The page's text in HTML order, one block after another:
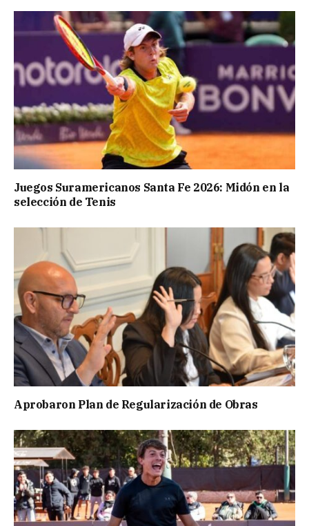
Juegos Suramericanos Santa Fe 2026: Midón en la
selección de Tenis
Aprobaron Plan de Regularización de Obras